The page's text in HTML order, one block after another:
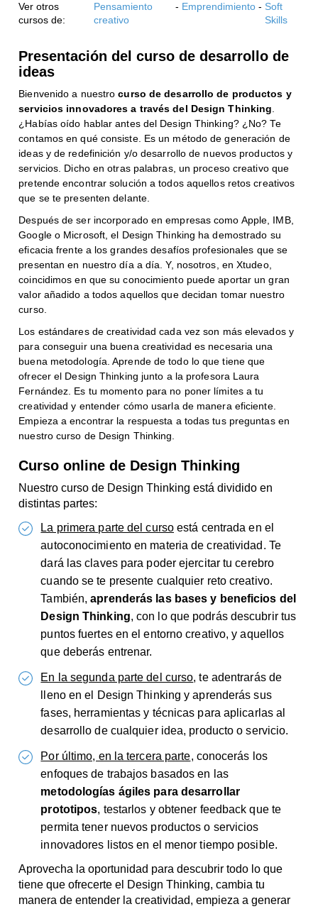
Ver otros
cursos de:
Pensamiento
creativo
- Emprendimiento- Soft
Skills
Presentación del curso de desarrollo de
ideas
Bienvenido a nuestrocurso de desarrollo de productos y
servicios innovadores a través del Design Thinking
¿Habías oído hablar antes del Design Thinking? ¿No? Te
contamos en qué consiste. Es un método de generación de
ideas y de redefinición y/o desarrollo de nuevos productos y
servicios. Dicho en otras palabras, un proceso creativo que
pretende encontrar solución a todos aquellos retos creativos
que se te presenten delante.
Después de ser incorporado en empresas como Apple, IMB,
Google o Microsoft, el Design Thinking ha demostrado su
eficacia frente a los grandes desafíos profesionales que se
presentan en nuestro día a día. Y, nosotros, en Xtudeo,
coincidimos en que su conocimiento puede aportar un gran
valor añadido a todos aquellos que decidan tomar nuestro
curso.
Los estándares de creatividad cada vez son más elevados y
para conseguir una buena creatividad es necesaria una
buena metodología. Aprende de todo lo que tiene que
ofrecer el Design Thinking junto a la profesora Laura
Fernández. Es tu momento para no poner límites a tu
creatividad y entender cómo usarla de manera eficiente.
Empieza a encontrar la respuesta a todas tus preguntas en
nuestro curso de Design Thinking.
Curso online de Design Thinking
Nuestro curso de Design Thinking está dividido en
distintas partes:
La primera parte del curso está centrada en el
autoconocimiento en materia de creatividad. Te
dará las claves para poder ejercitar tu cerebro
cuando se te presente cualquier reto creativo.
También,aprenderás las bases y beneficios del
Design Thinking, con lo que podrás descubrir tus
puntos fuertes en el entorno creativo, y aquellos
que deberás entrenar.
En la segunda parte del curso, te adentrarás de
lleno en el Design Thinking y aprenderás sus
fases, herramientas y técnicas para aplicarlas al
desarrollo de cualquier idea, producto o servicio.
Por último, en la tercera parte, conocerás los
enfoques de trabajos basados en las
metodologías ágiles para desarrollar
prototipos, testarlos y obtener feedback que te
permita tener nuevos productos o servicios
innovadores listos en el menor tiempo posible.
Aprovecha la oportunidad para descubrir todo lo que
tiene que ofrecerte el Design Thinking, cambia tu
manera de entender la creatividad, empieza a generar